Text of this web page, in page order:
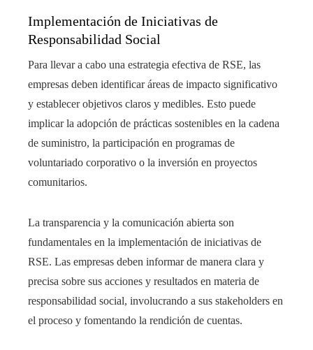
Implementación de Iniciativas de
Responsabilidad Social
Para llevar a cabo una estrategia efectiva de RSE, las
empresas deben identificar áreas de impacto significativo
y establecer objetivos claros y medibles. Esto puede
implicar la adopción de prácticas sostenibles en la cadena
de suministro, la participación en programas de
voluntariado corporativo o la inversión en proyectos
comunitarios.
La transparencia y la comunicación abierta son
fundamentales en la implementación de iniciativas de
RSE. Las empresas deben informar de manera clara y
precisa sobre sus acciones y resultados en materia de
responsabilidad social, involucrando a sus stakeholders en
el proceso y fomentando la rendición de cuentas.